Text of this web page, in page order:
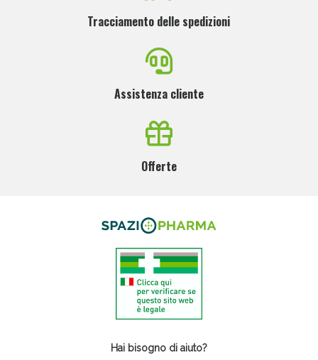
Tracciamento delle spedizioni
Assistenza cliente
Offerte
Hai bisogno di aiuto?